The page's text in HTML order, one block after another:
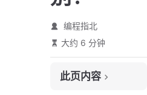
编程指北
大约 6 分钟
此页内容